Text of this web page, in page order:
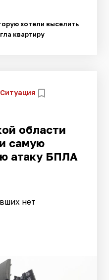
хотели выселить
квартиру
Ситуация
области
самую
атаку БПЛА
нет